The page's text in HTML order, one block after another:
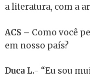
a literatura, com a
ACS – Como você
em nosso país?
Duca L.- “Eu sou